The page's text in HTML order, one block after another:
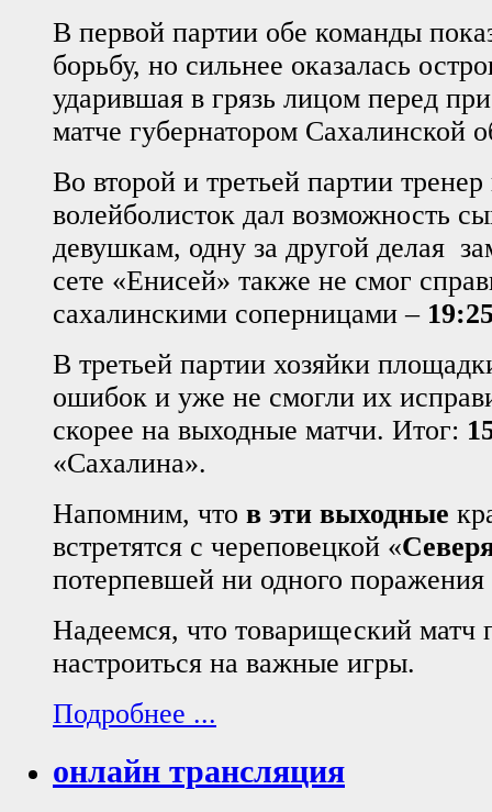
В первой партии обе команды
борьбу, но сильнее оказалась
ударившая в грязь лицом перед
матче губернатором Сахалинской
Во второй и третьей партии
волейболисток дал возможность
девушкам, одну за другой делая
сете «Енисей» также не смог
сахалинскими соперницами –
В третьей партии хозяйки
ошибок и уже не смогли их
скорее на выходные матчи. Итог:
«Сахалина».
Напомним, что в эти выходные
встретятся с череповецкой «
потерпевшей ни одного поражения
Надеемся, что товарищеский матч
настроиться на важные игры.
Подробнее ...
онлайн трансляция